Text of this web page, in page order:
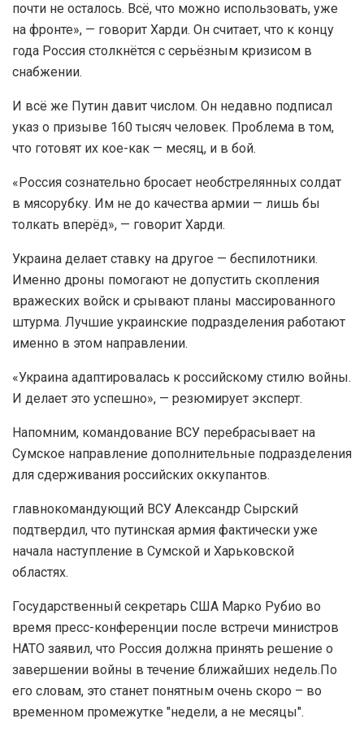
почти не осталось. Всё, что можно использовать, уже
на фронте», — говорит Харди. Он считает, что к концу
года Россия столкнётся с серьёзным кризисом в
снабжении.
И всё же Путин давит числом. Он недавно подписал
указ о призыве 160 тысяч человек. Проблема в том,
что готовят их кое-как — месяц, и в бой.
«Россия сознательно бросает необстрелянных солдат
в мясорубку. Им не до качества армии — лишь бы
толкать вперёд», — говорит Харди.
Украина делает ставку на другое — беспилотники.
Именно дроны помогают не допустить скопления
вражеских войск и срывают планы массированного
штурма. Лучшие украинские подразделения работают
именно в этом направлении.
«Украина адаптировалась к российскому стилю войны.
И делает это успешно», — резюмирует эксперт.
Напомним, командование ВСУ перебрасывает на
Сумское направление дополнительные подразделения
для сдерживания российских оккупантов.
главнокомандующий ВСУ Александр Сырский
подтвердил, что путинская армия фактически уже
начала наступление в Сумской и Харьковской
областях.
Государственный секретарь США Марко Рубио во
время пресс-конференции после встречи министров
НАТО заявил, что Россия должна принять решение о
завершении войны в течение ближайших недель.По
его словам, это станет понятным очень скоро – во
временном промежутке "недели, а не месяцы".